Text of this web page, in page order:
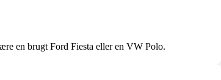
en brugt Ford Fiesta eller en VW Polo.